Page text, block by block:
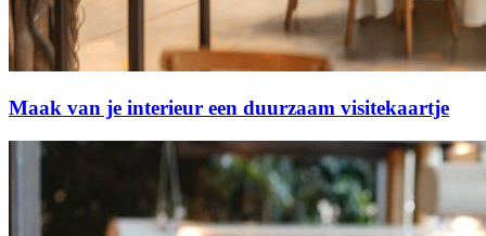
Maak van je interieur een duurzaam visitekaartje